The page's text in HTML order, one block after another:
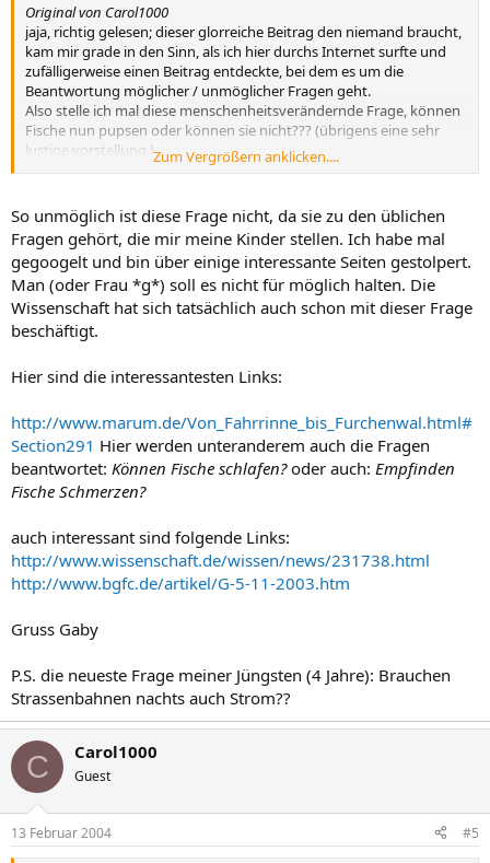
Original von Carol1000
jaja, richtig gelesen; dieser glorreiche Beitrag den niemand braucht,
kam mir grade in den Sinn, als ich hier durchs Internet surfte und
zufälligerweise einen Beitrag entdeckte, bei dem es um die
Beantwortung möglicher / unmöglicher Fragen geht.
Also stelle ich mal diese menschenheitsverändernde Frage, können
Fische nun pupsen oder können sie nicht??? (übrigens eine sehr
lustige vorstellung )
Ich bin sicher ihr habt auch so einige Fragen, die ihr euch vielleicht
ein Antwort zu bekommen...raus damit, wir machen jetzt hier ne
kleine Lehrveranstaltung und ich will wissen, ob eine von euch mir
diese weitgreifende Frage beantworten kann
seid herzlichst gegrüßt von
Carol
Zum Vergrößern anklicken....
So unmöglich ist diese Frage nicht, da sie zu den üblichen
Fragen gehört, die mir meine Kinder stellen. Ich habe mal
gegoogelt und bin über einige interessante Seiten gestolpert.
Man (oder Frau *g*) soll es nicht für möglich halten. Die
Wissenschaft hat sich tatsächlich auch schon mit dieser Frage
beschäftigt.
Hier sind die interessantesten Links:
http://www.marum.de/Von_Fahrrinne_bis_Furchenwal.html#
Section291 Hier werden unteranderem auch die Fragen
beantwortet: Können Fische schlafen?oder auch: Empfinden
Fische Schmerzen?
auch interessant sind folgende Links:
http://www.wissenschaft.de/wissen/news/231738.html
http://www.bgfc.de/artikel/G-5-11-2003.htm
Gruss Gaby
P.S. die neueste Frage meiner Jüngsten (4 Jahre): Brauchen
Strassenbahnen nachts auch Strom??
C Carol1000
Guest
13 Februar 2004 #5